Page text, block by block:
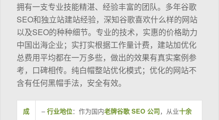
拥有一支专业技能精湛、经验丰富的团队。多年谷歌
SEO和独立站建站经验，深知谷歌喜欢什么样的网站
以及SEO的种种细节。专业的技术，实惠的价格助力
中国出海企业；实打实根据工作量计费，建站加优化
总费用平均都在一万多些，做出的效果有真实案例参
考，口碑相传。纯白帽整站优化模式；优化的网站不
含有任何黑帽手法，安全有效。
成
–行业地位：作为国内老牌谷歌 SEO 公司，从业十余